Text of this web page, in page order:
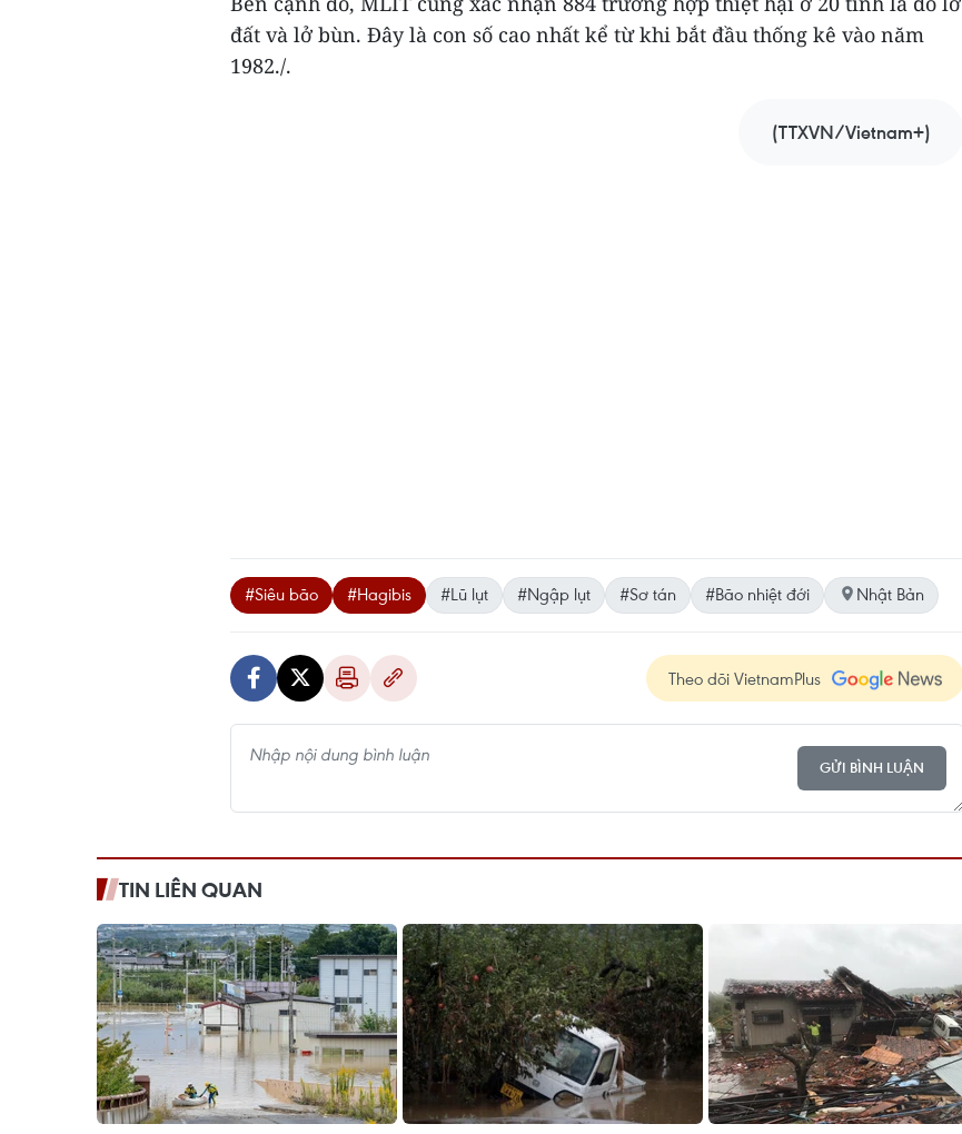
đất và lở bùn. Đây là con số cao nhất kể từ khi bắt đầu thống kê vào năm
1982./.
(TTXVN/Vietnam+)
#Siêu bão #Hagibis #Lũ lụt #Ngập lụt #Sơ tán #Bão nhiệt đới Nhật Bản
Theo dõi VietnamPlus
GỬI BÌNH LUẬN
TIN LIÊN QUAN